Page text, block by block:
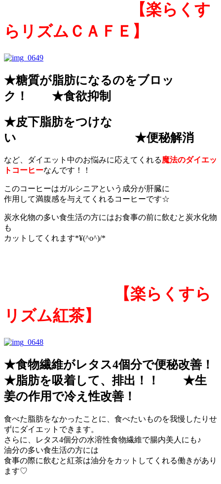
【楽らくす
らリズムＣＡＦＥ】
★糖質が脂肪になるのをブロッ
ク！ ★食欲抑制
★皮下脂肪をつけな
い ★便秘解消
など、ダイエット中のお悩みに応えてくれる魔法のダイエッ
トコーヒーなんです！！
このコーヒーはガルシニアという成分が肝臓に
作用して満腹感を与えてくれるコーヒーです☆
炭水化物の多い食生活の方にはお食事の前に飲むと炭水化物
も
カットしてくれます*¥(^o^)/*
【楽らくすら
リズム紅茶】
★食物繊維がレタス4個分で便秘改善！
★脂肪を吸着して、排出！！ ★生
姜の作用で冷え性改善！
食べた脂肪をなかったことに、食べたいものを我慢したりせ
ずにダイエットできます。
さらに、レタス4個分の水溶性食物繊維で腸内美人にも♪
油分の多い食生活の方には
食事の際に飲むと紅茶は油分をカットしてくれる働きがあり
ます♡